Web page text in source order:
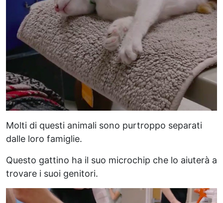
Molti di questi animali sono purtroppo separati
dalle loro famiglie.
Questo gattino ha il suo microchip che lo aiuterà a
trovare i suoi genitori.